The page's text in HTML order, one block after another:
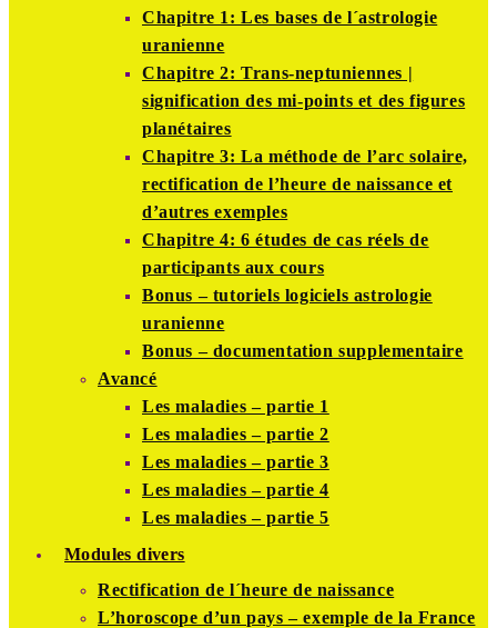
Chapitre 1: Les bases de l´astrologie
uranienne
Chapitre 2: Trans-neptuniennes |
signification des mi-points et des figures
planétaires
Chapitre 3: La méthode de l’arc solaire,
rectification de l’heure de naissance et
d’autres exemples
Chapitre 4: 6 études de cas réels de
participants aux cours
Bonus – tutoriels logiciels astrologie
uranienne
Bonus – documentation supplementaire
Avancé
Les maladies – partie 1
Les maladies – partie 2
Les maladies – partie 3
Les maladies – partie 4
Les maladies – partie 5
Modules divers
Rectification de l´heure de naissance
L’horoscope d’un pays – exemple de la France